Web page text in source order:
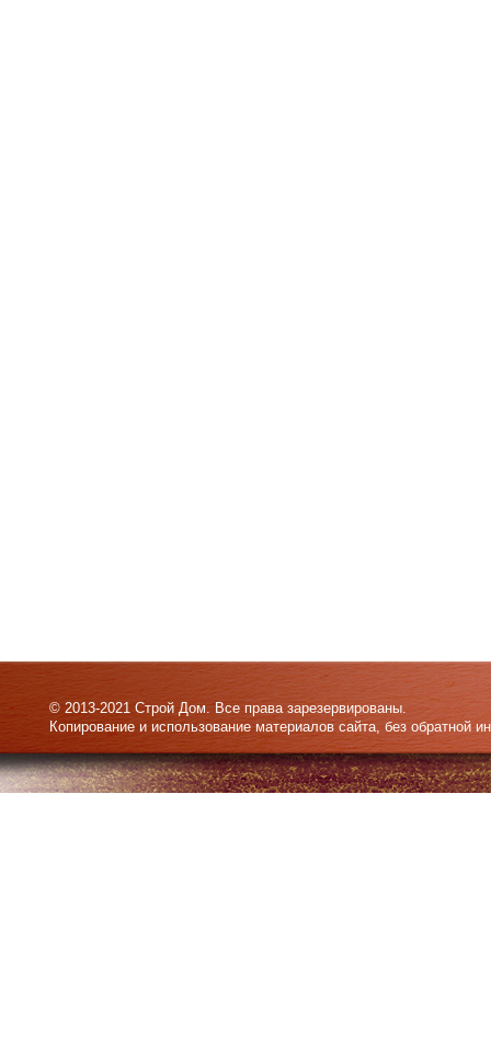
© 2013-2021 Строй Дом. Все права зарезервированы.
Копирование и использование материалов сайта, без обратной